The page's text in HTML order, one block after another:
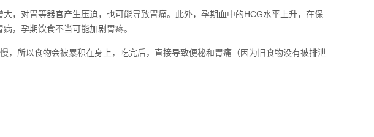
，对胃等器官产生压迫，也可能导致胃痛。此外，孕期血中的HCG水平上升，在保
，孕期饮食不当可能加剧胃疼。
，所以食物会被累积在身上，吃完后，直接导致便秘和胃痛（因为旧食物没有被排泄